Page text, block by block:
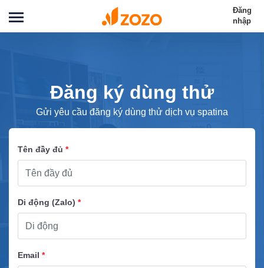
Đăng
nhập
Đăng ký dùng thử
Gửi yêu cầu đăng ký dùng thử dịch vụ spatina
Tên đầy đủ *
Di động (Zalo) *
Email *